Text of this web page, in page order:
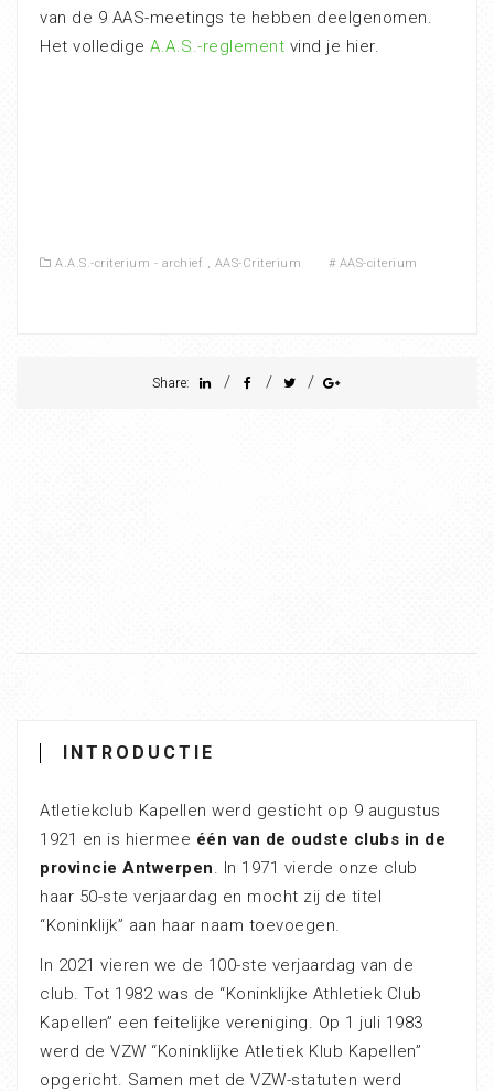
van de 9 AAS-meetings te hebben deelgenomen.
Het volledige A.A.S.-reglement vind je hier.
A.A.S.-criterium - archief , AAS-Criterium # AAS-citerium
Share: / / /
INTRODUCTIE
Atletiekclub Kapellen werd gesticht op 9 augustus
1921 en is hiermee één van de oudste clubs in de
provincie Antwerpen. In 1971 vierde onze club
haar 50-ste verjaardag en mocht zij de titel
“Koninklijk” aan haar naam toevoegen.
In 2021 vieren we de 100-ste verjaardag van de
club. Tot 1982 was de “Koninklijke Athletiek Club
Kapellen” een feitelijke vereniging. Op 1 juli 1983
werd de VZW “Koninklijke Atletiek Klub Kapellen”
opgericht. Samen met de VZW-statuten werd